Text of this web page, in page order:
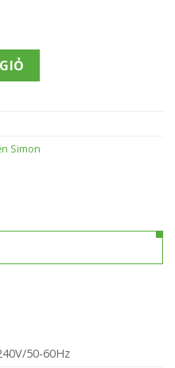
Simon
50-60Hz